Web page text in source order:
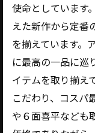
使命としています
えた新作から定番
を揃えています。
に最高の一品に巡
イテムを取り揃え
こだわり、コスパ
や６面喜平なども